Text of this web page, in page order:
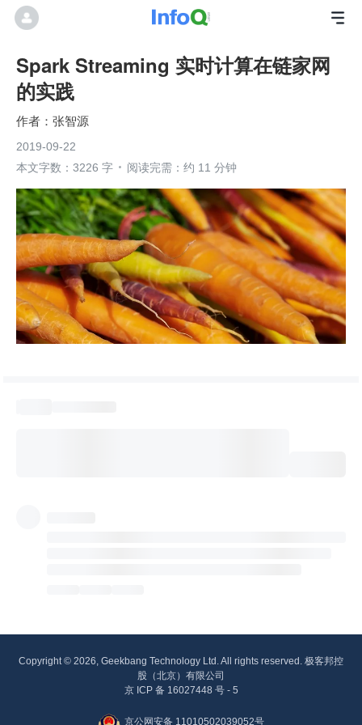
Spark Streaming 实时计算在链家网
的实践
张智源
2019-09-22
本文字数：3226 字
阅读完需：约 11 分钟
Copyright © 2026, Geekbang Technology Ltd. All rights reserved. 极客邦控
股（北京）有限公司
京 ICP 备 16027448 号 - 5
京公网安备 11010502039052号